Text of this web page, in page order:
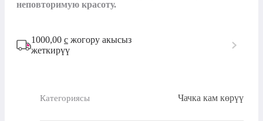
1000,00 с жогору акысыз
жеткирүү
Категориясы Чачка кам көрүү